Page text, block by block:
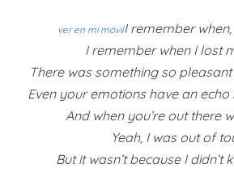
ver en mi móvilI remember
I remember when I lost
There was something so
Even your emotions have an echo
And when you’re out there
Yeah, I was out of
But it wasn’t because I didn’t